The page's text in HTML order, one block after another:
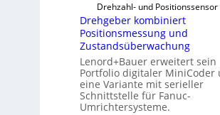
e
x
i
b
e
l
f
d
u
l
b
r
i
Drehzahl- und Positionssensor
Drehgeber kombiniert
Positionsmessung und
Zustandsüberwachung
Lenord+Bauer erweitert sein
Portfolio digitaler MiniCoder
eine Variante mit serieller
Schnittstelle für Fanuc-
Umrichtersysteme.